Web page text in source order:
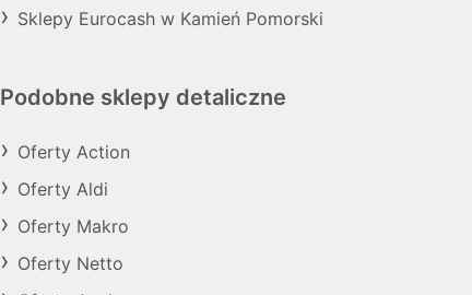
Sklepy Eurocash w Kamień Pomorski
Podobne sklepy detaliczne
Oferty Action
Oferty Aldi
Oferty Makro
Oferty Netto